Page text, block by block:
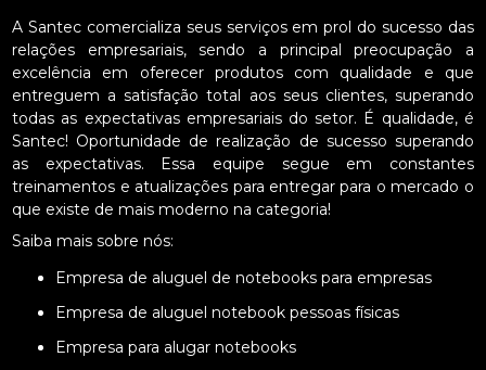
A Santec comercializa seus serviços em prol do sucesso das
relações empresariais, sendo a principal preocupação a
excelência em oferecer produtos com qualidade e que
entreguem a satisfação total aos seus clientes, superando
todas as expectativas empresariais do setor. É qualidade, é
Santec! Oportunidade de realização de sucesso superando
as expectativas. Essa equipe segue em constantes
treinamentos e atualizações para entregar para o mercado o
que existe de mais moderno na categoria!
Saiba mais sobre nós:
Empresa de aluguel de notebooks para empresas
Empresa de aluguel notebook pessoas físicas
Empresa para alugar notebooks